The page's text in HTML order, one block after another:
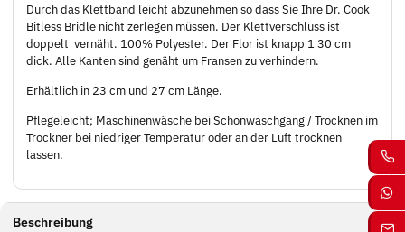
Durch das Klettband leicht abzunehmen so dass Sie Ihre Dr. Cook
Bitless Bridle nicht zerlegen müssen. Der Klettverschluss ist
doppelt vernäht. 100% Polyester. Der Flor ist knapp 1 30 cm
dick. Alle Kanten sind genäht um Fransen zu verhindern.
Erhältlich in 23 cm und 27 cm Länge.
Pflegeleicht; Maschinenwäsche bei Schonwaschgang / Trocknen im
Trockner bei niedriger Temperatur oder an der Luft trocknen
lassen.
Beschreibung